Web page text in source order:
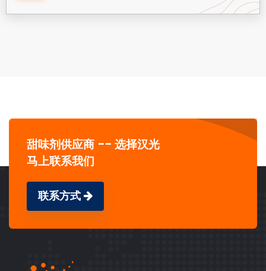
甜味剂供应商 -- 选择汉光
马上联系我们
联系方式